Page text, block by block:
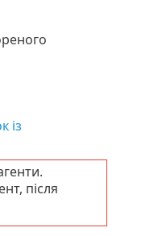
із
після